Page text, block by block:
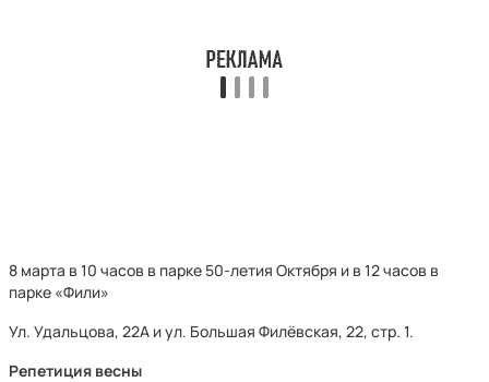
8 марта в 10 часов в парке 50-летия Октября и в 12 часов в
парке «Фили»
Ул. Удальцова, 22А и ул. Большая Филёвская, 22, стр. 1.
Репетиция весны